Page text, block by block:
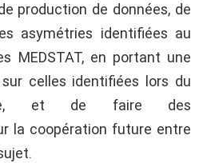
production de données, de
asymétries identifiées au
MEDSTAT, en portant une
celles identifiées lors du
et de faire des
la coopération future entre